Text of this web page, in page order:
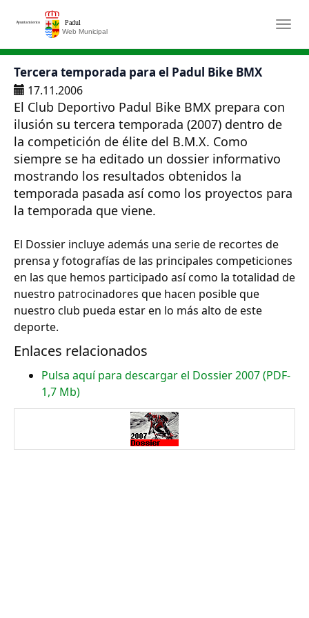
Saltar al contenido principal
Tercera temporada para el Padul Bike BMX
17.11.2006
El Club Deportivo Padul Bike BMX prepara con
ilusión su tercera temporada (2007) dentro de
la competición de élite del B.M.X. Como
siempre se ha editado un dossier informativo
mostrando los resultados obtenidos la
temporada pasada así como los proyectos para
la temporada que viene.
El Dossier incluye además una serie de recortes de
prensa y fotografías de las principales competiciones
en las que hemos participado así como la totalidad de
nuestro patrocinadores que hacen posible que
nuestro club pueda estar en lo más alto de este
deporte.
Enlaces relacionados
Pulsa aquí para descargar el Dossier 2007 (PDF-
1,7 Mb)